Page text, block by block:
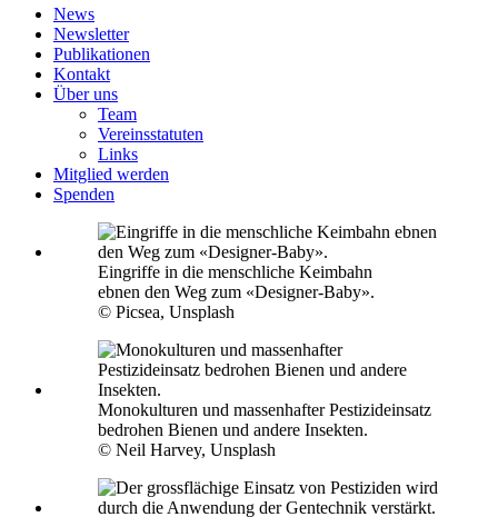
News
Newsletter
Publikationen
Kontakt
Über uns
Team
Vereinsstatuten
Links
Mitglied werden
Spenden
Eingriffe in die menschliche Keimbahn
ebnen den Weg zum «Designer-Baby».
© Picsea, Unsplash
Monokulturen und massenhafter Pestizideinsatz
bedrohen Bienen und andere Insekten.
© Neil Harvey, Unsplash